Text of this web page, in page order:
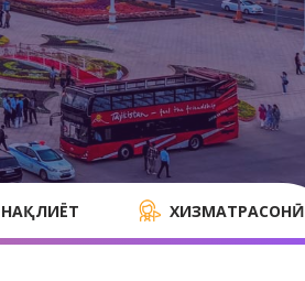
НАҚЛИЁТ ХИЗМАТРАСОНӢ